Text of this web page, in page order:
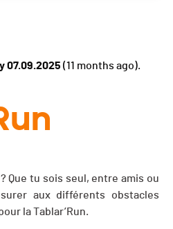
07.09.2025 (11 months ago).
Que tu sois seul, entre amis ou
aux différents obstacles
la Tablar’Run.